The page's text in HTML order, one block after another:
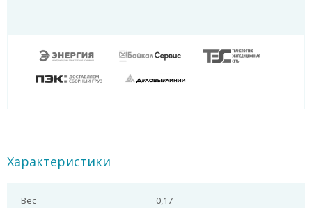
Характеристики
Вес 0,17